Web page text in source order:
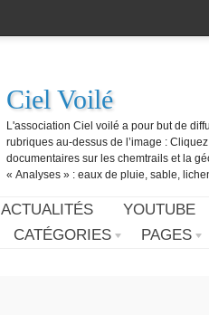
Ciel Voilé
L'association Ciel voilé a pour but de
rubriques au-dessus de l’image :
documentaires sur les chemtrails et la
« Analyses » : eaux de pluie, sable,
ACTUALITÉS YOUTUBE
CATÉGORIES PAGES